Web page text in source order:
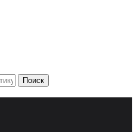
Поиск